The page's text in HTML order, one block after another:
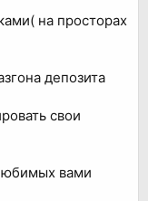
на просторах
депозита
свои
вами